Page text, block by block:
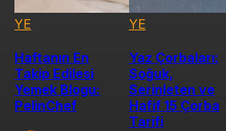
YE
Haftanın En
Takip Edilesi
Yemek Blogu:
PelinChef
YE
Yaz Çorbaları:
Soğuk,
Serinleten ve
Hafif 15 Çorba
Tarifi